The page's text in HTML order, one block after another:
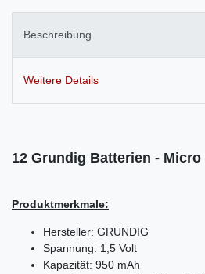
Beschreibung
Weitere Details
12 Grundig Batterien - Micro
Produktmerkmale:
Hersteller: GRUNDIG
Spannung: 1,5 Volt
Kapazität: 950 mAh